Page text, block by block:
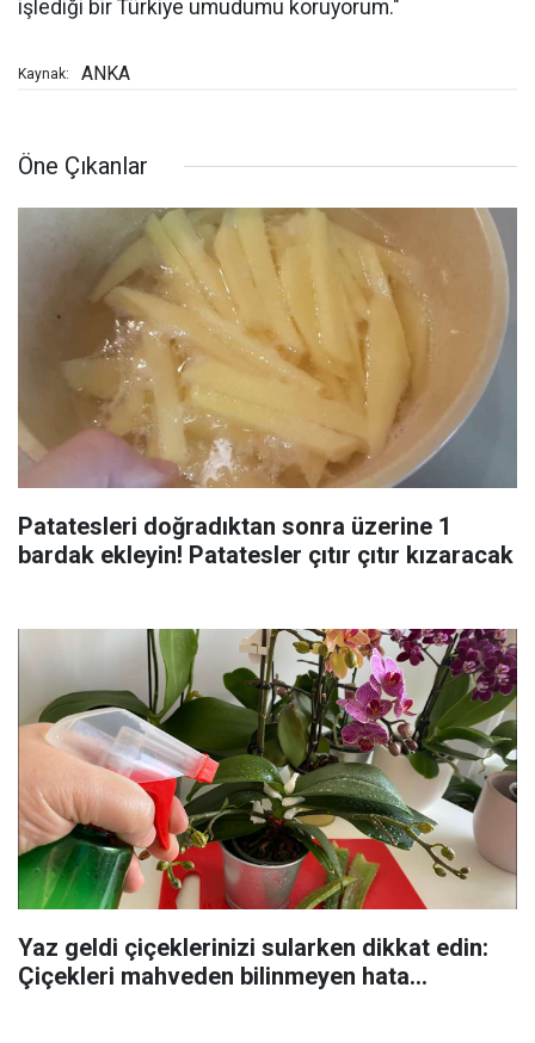
işlediği bir Türkiye umudumu koruyorum."
Kaynak: ANKA
Öne Çıkanlar
Patatesleri doğradıktan sonra üzerine 1
bardak ekleyin! Patatesler çıtır çıtır kızaracak
Yaz geldi çiçeklerinizi sularken dikkat edin:
Çiçekleri mahveden bilinmeyen hata...